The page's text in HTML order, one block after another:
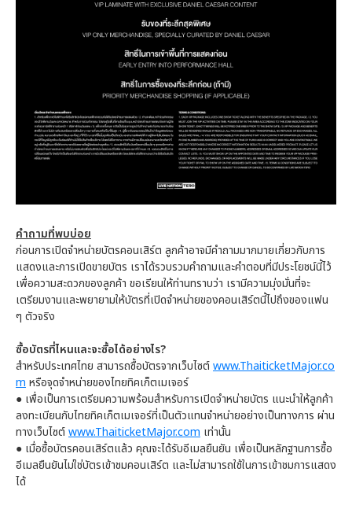
คำถามที่พบบ่อย
ก่อนการเปิดจำหน่ายบัตรคอนเสิร์ต ลูกค้าอาจมีคำถามมากมายเกี่ยวกับการ
แสดงและการเปิดขายบัตร เราได้รวบรวมคำถามและคำตอบที่มีประโยชน์นี้ไว้
เพื่อความสะดวกของลูกค้า ขอเรียนให้ท่านทราบว่า เรามีความมุ่งมั่นที่จะ
เตรียมงานและพยายามให้บัตรที่เปิดจำหน่ายของคอนเสิร์ตนี้ไปถึงของแฟน
ๆ ตัวจริง
ซื้อบัตรที่ไหนและจะซื้อได้อย่างไร?
สำหรับประเทศไทย สามารถซื้อบัตรจากเว็บไซต์www.ThaiticketMajor.co
m หรือจุดจำหน่ายของไทยทิคเก็ตเมเจอร์
● เพื่อเป็นการเตรียมความพร้อมสำหรับการเปิดจำหน่ายบัตร แนะนำให้ลูกค้า
ลงทะเบียนกับไทยทิคเก็ตเมเจอร์ที่เป็นตัวแทนจำหน่ายอย่างเป็นทางการ ผ่าน
ทางเว็บไซต์www.ThaiticketMajor.com เท่านั้น
● เมื่อซื้อบัตรคอนเสิร์ตแล้ว คุณจะได้รับอีเมลยืนยัน เพื่อเป็นหลักฐานการซื้อ
อีเมลยืนยันไม่ใช่บัตรเข้าชมคอนเสิร์ต และไม่สามารถใช้ในการเข้าชมการแสดง
ได้